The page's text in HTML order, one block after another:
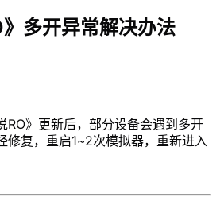
》多开异常解决办法
RO》更新后，部分设备会遇到多开
修复，重启1~2次模拟器，重新进入